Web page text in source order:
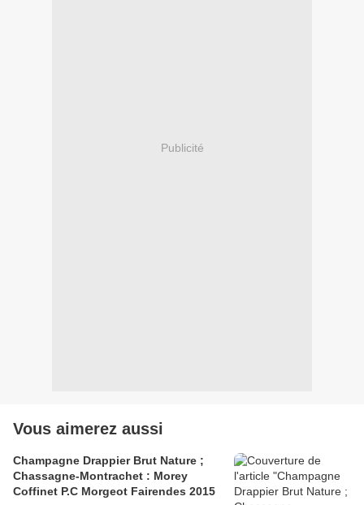
Publicité
Vous aimerez aussi
Champagne Drappier Brut Nature ;
Chassagne-Montrachet : Morey
Coffinet P.C Morgeot Fairendes 2015